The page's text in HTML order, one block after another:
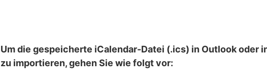
Um die gespeicherte iCalendar-Datei (.ics) in Outlook oder
zu importieren, gehen Sie wie folgt vor: